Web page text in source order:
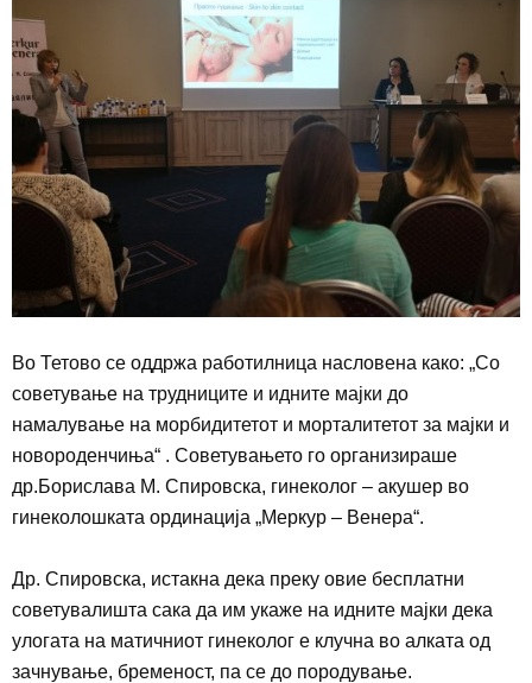
Во Тетово се оддржа работилница насловена како: „Со
советување на трудниците и идните мајки до
намалување на морбидитетот и морталитетот за мајки и
новороденчиња“ . Советувањето го организираше
др.Борислава М. Спировска, гинеколог – акушер во
гинеколошката ординација „Меркур – Венера“.
Др. Спировска, истакна дека преку овие бесплатни
советувалишта сака да им укаже на идните мајки дека
улогата на матичниот гинеколог е клучна во алката од
зачнување, бременост, па се до породување.